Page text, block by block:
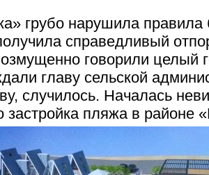
грубо нарушила правила
справедливый
говорили целый
главу сельской
случилось. Началась
застройка пляжа в районе